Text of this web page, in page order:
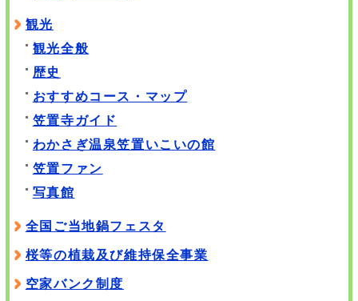
観光
観光全般
歴史
おすすめコース・マップ
笠置寺ガイド
わかさぎ温泉笠置いこいの館
笠置ファン
写真館
全国ご当地鍋フェスタ
桜等の植栽及び維持保全事業
空家バンク制度